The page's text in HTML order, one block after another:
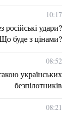
10:17
російські удари?
буде з цінами?
08:52
українських
безпілотників
08:21